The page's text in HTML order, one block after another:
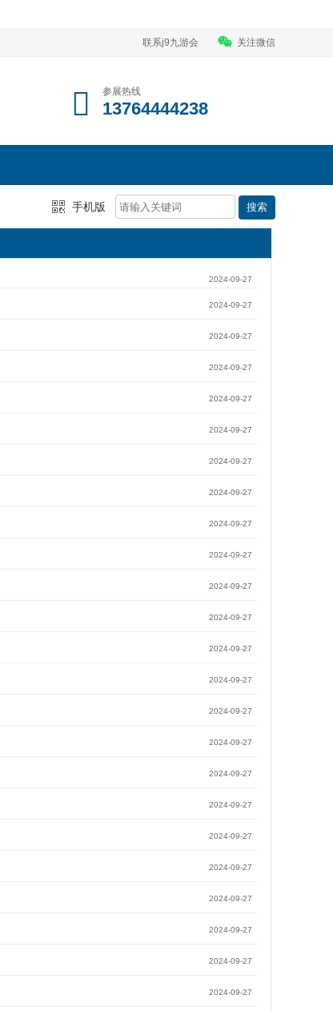
联系j9九游会 关注微信
参展热线
13764444238
手机版
2024-09-27
2024-09-27
2024-09-27
2024-09-27
2024-09-27
2024-09-27
2024-09-27
2024-09-27
2024-09-27
2024-09-27
2024-09-27
2024-09-27
2024-09-27
2024-09-27
2024-09-27
2024-09-27
2024-09-27
2024-09-27
2024-09-27
2024-09-27
2024-09-27
2024-09-27
2024-09-27
2024-09-27